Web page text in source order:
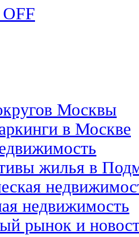
Москвы
в Москве
жилья в
недвижимость
рынок и